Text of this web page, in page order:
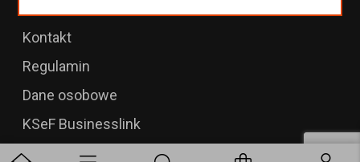
Kontakt
Regulamin
Dane osobowe
KSeF Businesslink